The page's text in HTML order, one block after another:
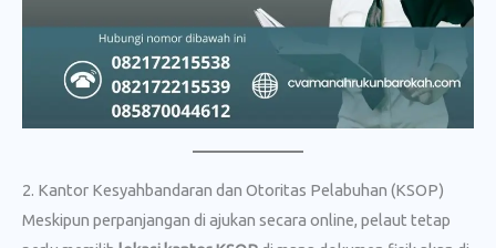
2. Kantor Kesyahbandaran dan Otoritas Pelabuhan (KSOP)
Meskipun perpanjangan di ajukan secara online, pelaut tetap